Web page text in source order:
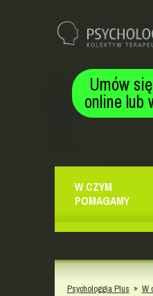
Umów
online lub
W CZYM
POMAGAMY
Psychologgia Plus » W